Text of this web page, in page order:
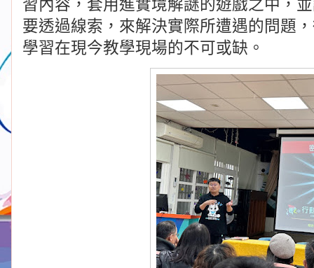
習內容，套用進實境解謎的遊戲之中，
要透過線索，來解決實際所遭遇的問題
學習在現今教學現場的不可或缺。